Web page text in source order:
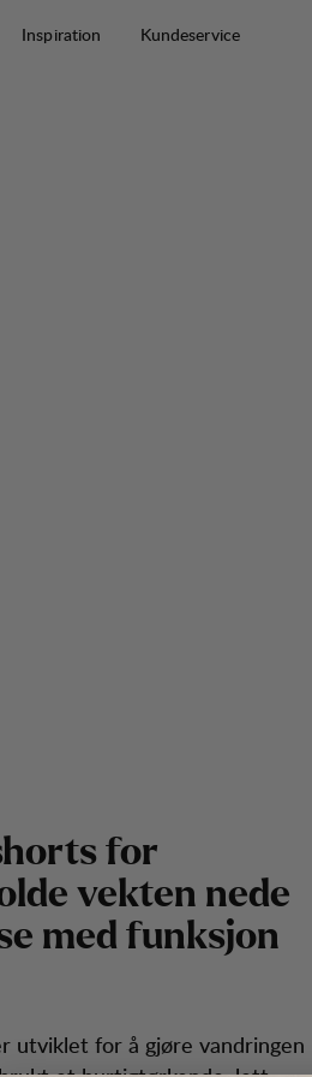
Inspiration Kundeservice
horts for
lde vekten nede
e med funksjon
utviklet for å gjøre vandringen